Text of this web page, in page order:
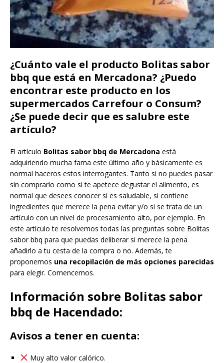
¿Cuánto vale el producto Bolitas sabor
bbq que está en Mercadona? ¿Puedo
encontrar este producto en los
supermercados Carrefour o Consum?
¿Se puede decir que es salubre este
artículo?
El artículo Bolitas sabor bbq de Mercadona está
adquiriendo mucha fama este último año y básicamente es
normal haceros estos interrogantes. Tanto si no puedes pasar
sin comprarlo como si te apetece degustar el alimento, es
normal que desees conocer si es saludable, si contiene
ingredientes que merece la pena evitar y/o si se trata de un
artículo con un nivel de procesamiento alto, por ejemplo. En
este artículo te resolvemos todas las preguntas sobre Bolitas
sabor bbq para que puedas deliberar si merece la pena
añadirlo a tu cesta de la compra o no. Además, te
proponemos una recopilación de más opciones parecidas
para elegir. Comencemos.
Información sobre Bolitas sabor
bbq de Hacendado:
Avisos a tener en cuenta:
Muy alto valor calórico.